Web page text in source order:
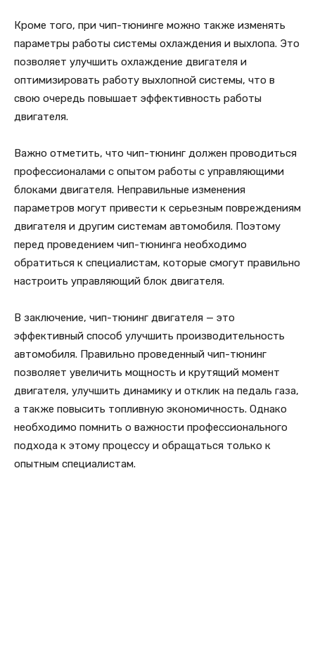
Кроме того, при чип-тюнинге можно также изменять
параметры работы системы охлаждения и выхлопа. Это
позволяет улучшить охлаждение двигателя и
оптимизировать работу выхлопной системы, что в
свою очередь повышает эффективность работы
двигателя.
Важно отметить, что чип-тюнинг должен проводиться
профессионалами с опытом работы с управляющими
блоками двигателя. Неправильные изменения
параметров могут привести к серьезным повреждениям
двигателя и другим системам автомобиля. Поэтому
перед проведением чип-тюнинга необходимо
обратиться к специалистам, которые смогут правильно
настроить управляющий блок двигателя.
В заключение, чип-тюнинг двигателя — это
эффективный способ улучшить производительность
автомобиля. Правильно проведенный чип-тюнинг
позволяет увеличить мощность и крутящий момент
двигателя, улучшить динамику и отклик на педаль газа,
а также повысить топливную экономичность. Однако
необходимо помнить о важности профессионального
подхода к этому процессу и обращаться только к
опытным специалистам.